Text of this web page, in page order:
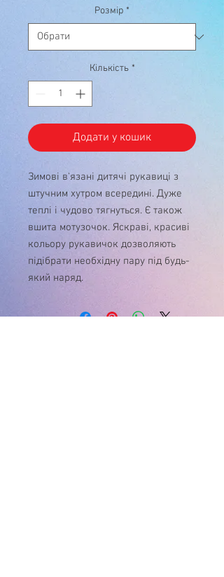
Розмір *
Кількість *
Додати у кошик
Зимові в'язані дитячі рукавиці з
штучним хутром всередині. Дуже
теплі і чудово тягнуться. Є також
вшита мотузочок. Яскраві, красиві
кольору рукавичок дозволяють
підібрати необхідну пару під будь-
який наряд.